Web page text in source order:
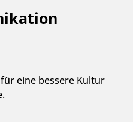
eine bessere Kultur